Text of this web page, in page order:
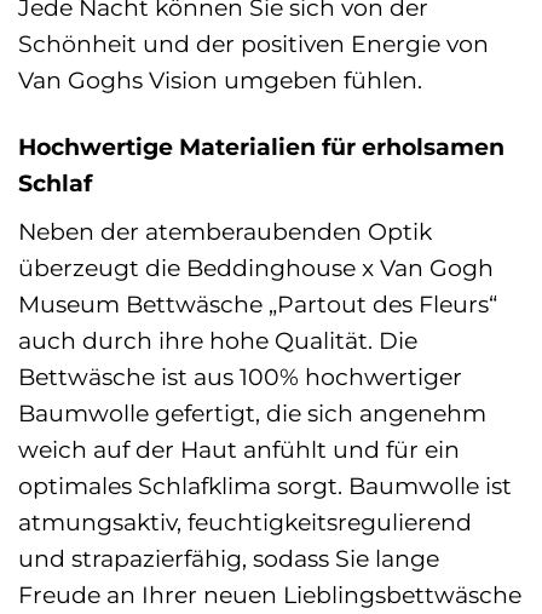
Jede Nacht können Sie sich von der
Schönheit und der positiven Energie von
Van Goghs Vision umgeben fühlen.
Hochwertige Materialien für erholsamen
Schlaf
Neben der atemberaubenden Optik
überzeugt die Beddinghouse x Van Gogh
Museum Bettwäsche „Partout des Fleurs“
auch durch ihre hohe Qualität. Die
Bettwäsche ist aus 100% hochwertiger
Baumwolle gefertigt, die sich angenehm
weich auf der Haut anfühlt und für ein
optimales Schlafklima sorgt. Baumwolle ist
atmungsaktiv, feuchtigkeitsregulierend
und strapazierfähig, sodass Sie lange
Freude an Ihrer neuen Lieblingsbettwäsche